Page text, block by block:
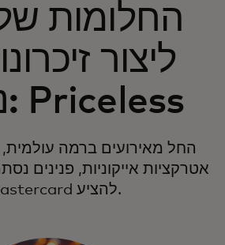
החלומות
ליצור
נשכחים: Priceless
החל מאירועים ברמה עולמית,
אטרקציות אייקוניות, פנינים
כל מה שיש ל-Mastercard להציע.